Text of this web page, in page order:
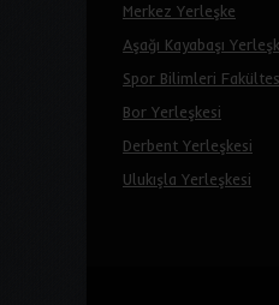
Merkez Yerleşke
Aşağı Kayabaşı
Spor Bilimleri
Bor Yerleşkesi
Derbent Yerleşkesi
Ulukışla Yerleşkesi